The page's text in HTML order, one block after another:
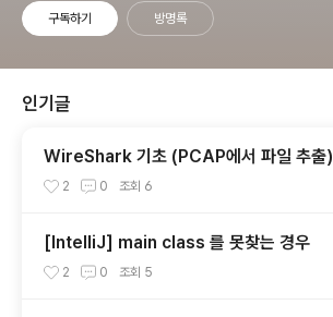
구독하기 방명록
인기글
WireShark 기초 (PCAP에서 파일 추출)
2 0 조회 6
[IntelliJ] main class 를 못찾는 경우
2 0 조회 5